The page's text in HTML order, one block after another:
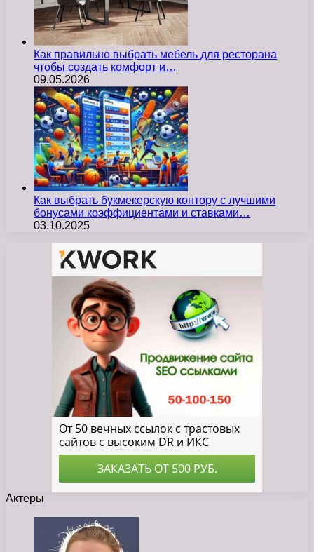
Как правильно выбрать мебель для ресторана
чтобы создать комфорт и…
09.05.2026
Как выбрать букмекерскую контору с лучшими
бонусами коэффициентами и ставками…
03.10.2025
Актеры